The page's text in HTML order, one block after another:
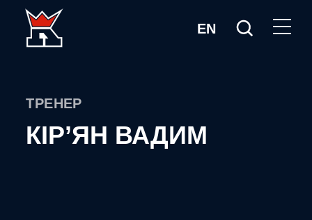
EN
ТРЕНЕР
КІР’ЯН ВАДИМ